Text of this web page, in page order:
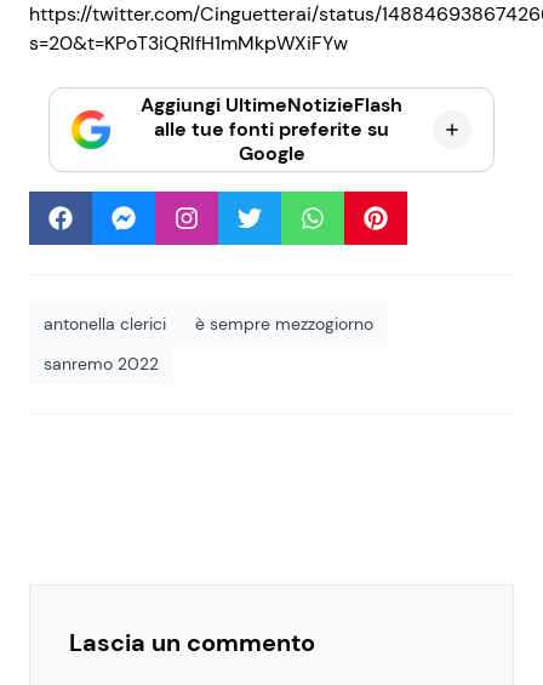
https://twitter.com/Cinguetterai/status/
s=20&t=KPoT3iQRlfH1mMkpWXiFYw
Aggiungi UltimeNotizieFlash
alle tue fonti preferite su
Google
antonella clerici
è sempre mezzogiorno
sanremo 2022
Lascia un commento